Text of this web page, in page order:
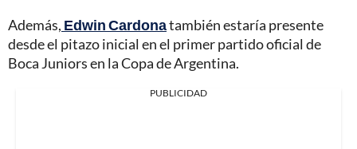
Además, Edwin Cardonatambién estaría presente
desde el pitazo inicial en el primer partido oficial de
Boca Juniors en la Copa de Argentina.
PUBLICIDAD